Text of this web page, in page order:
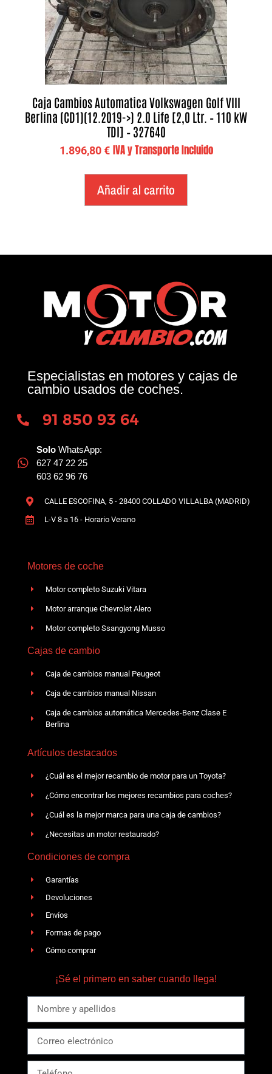
Caja Cambios Automatica Volkswagen Golf VIII
Berlina (CD1)(12.2019->) 2.0 Life [2,0 Ltr. – 110 kW
TDI] – 327640
1.896,80€ IVA y Transporte Incluido
Añadir al carrito
Especialistas en motores y cajas de
cambio usados de coches.
91 850 93 64
Solo WhatsApp:
627 47 22 25
603 62 96 76
CALLE ESCOFINA, 5 - 28400 COLLADO VILLALBA (MADRID)
L-V 8 a 16 - Horario Verano
Motores de coche
Motor completo Suzuki Vitara
Motor arranque Chevrolet Alero
Motor completo Ssangyong Musso
Cajas de cambio
Caja de cambios manual Peugeot
Caja de cambios manual Nissan
Caja de cambios automática Mercedes-Benz Clase E
Berlina
Artículos destacados
¿Cuál es el mejor recambio de motor para un Toyota?
¿Cómo encontrar los mejores recambios para coches?
¿Cuál es la mejor marca para una caja de cambios?
¿Necesitas un motor restaurado?
Condiciones de compra
Garantías
Devoluciones
Envíos
Formas de pago
Cómo comprar
¡Sé el primero en saber cuando llega!